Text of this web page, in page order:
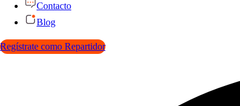
Contacto
Blog
Regístrate como Repartidor